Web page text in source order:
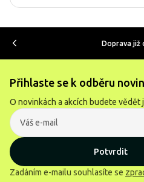
Doprava již
Přihlaste se k odběru
O novinkách a akcích budete vědět
Potvrdit
Zadáním e-mailu souhlasíte se